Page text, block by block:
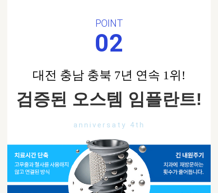
POINT
02
대전 충남 충북 7년 연속 1위!
검증된 오스템 임플란트!
anniversaty 4th